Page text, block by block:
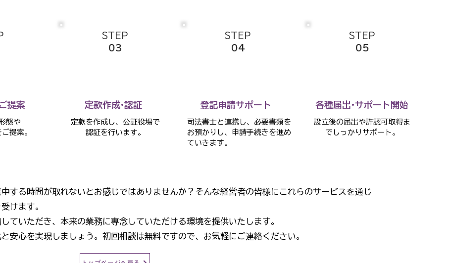
提案
態や
提案。
STEP
03
定款作成·認証
定款を作成し、公証役場で
認証を行います。
STEP
04
登記申請サポート
司法書士と連携し、必要書類を
お預かりし、申請手続きを進め
ていきます。
STEP
05
各種届出·サポート開始
設立後の届出や許認可取得ま
でしっかりサポート。
する時間が取れないとお感じではありませんか？そんな経営者の皆様にこれらのサービスを通じ
けます。
ていただき、本来の業務に専念していただける環境を提供いたします。
安心を実現しましょう。初回相談は無料ですので、お気軽にご連絡ください。